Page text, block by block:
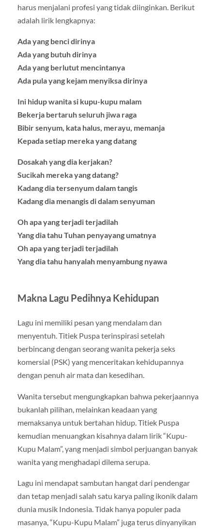
harus menjalani profesi yang tidak diinginkan. Berikut
adalah lirik lengkapnya:
Ada yang benci dirinya
Ada yang butuh dirinya
Ada yang berlutut mencintanya
Ada pula yang kejam menyiksa dirinya
Ini hidup wanita si kupu-kupu malam
Bekerja bertaruh seluruh jiwa raga
Bibir senyum, kata halus, merayu, memanja
Kepada setiap mereka yang datang
Dosakah yang dia kerjakan?
Sucikah mereka yang datang?
Kadang dia tersenyum dalam tangis
Kadang dia menangis di dalam senyuman
Oh apa yang terjadi terjadilah
Yang dia tahu Tuhan penyayang umatnya
Oh apa yang terjadi terjadilah
Yang dia tahu hanyalah menyambung nyawa
Makna Lagu Pedihnya Kehidupan
Lagu ini memiliki pesan yang mendalam dan
menyentuh. Titiek Puspa terinspirasi setelah
berbincang dengan seorang wanita pekerja seks
komersial (PSK) yang menceritakan kehidupannya
dengan penuh air mata dan kesedihan.
Wanita tersebut mengungkapkan bahwa pekerjaannya
bukanlah pilihan, melainkan keadaan yang
memaksanya untuk bertahan hidup. Titiek Puspa
kemudian menuangkan kisahnya dalam lirik “Kupu-
Kupu Malam”, yang menjadi simbol perjuangan banyak
wanita yang menghadapi dilema serupa.
Lagu ini mendapat sambutan hangat dari pendengar
dan tetap menjadi salah satu karya paling ikonik dalam
dunia musik Indonesia. Tidak hanya populer pada
masanya, “Kupu-Kupu Malam” juga terus dinyanyikan